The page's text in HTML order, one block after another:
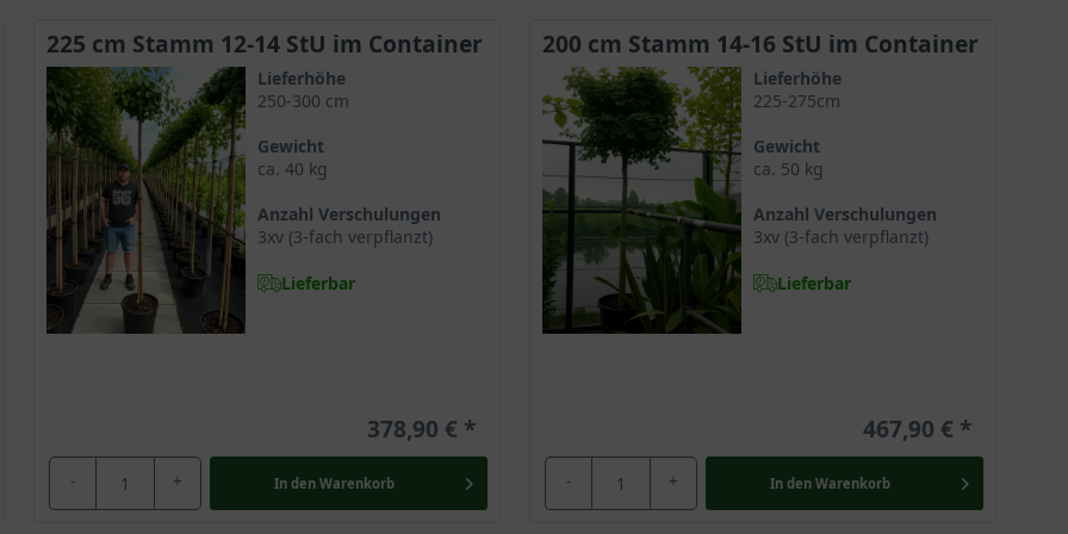
’Mariken‘ sehr winterhart und übersteht mitteleuropäische Wintertemperaturen ohne Schwierigkeiten. Er verträgt
frostsicher. Ein junges Exemplar sollte durch den Schutz des Ballens bei starkem Frost unterstützt werden. Es
oder dem kleinen Baum zu einem Winterquartier in geschützter Lage, wie zum Beispiel in einem Wintergarten, zu
zierlichen Wuchses vor allem für kleinere Gärten und setzt hier stilvolle Akzente. Dafür sollte er in Einzelstellung
einen Balkon oder Innenhof zu begrünen und wird auch hier mit seinem individuellen Charme zu einem
225 cm Stamm 12-14 StU im Container
Lieferhöhe
250-300 cm
Gewicht
ca. 40 kg
Anzahl Verschulungen
3xv (3-fach verpflanzt)
Lieferbar
378,90 €
- + In den Warenkorb
200 cm Stamm 14-16 StU im Container
Lieferhöhe
225-275cm
Gewicht
ca. 50 kg
Anzahl Verschulungen
3xv (3-fach verpflanzt)
Lieferbar
467,90 €
- + In den Warenkorb